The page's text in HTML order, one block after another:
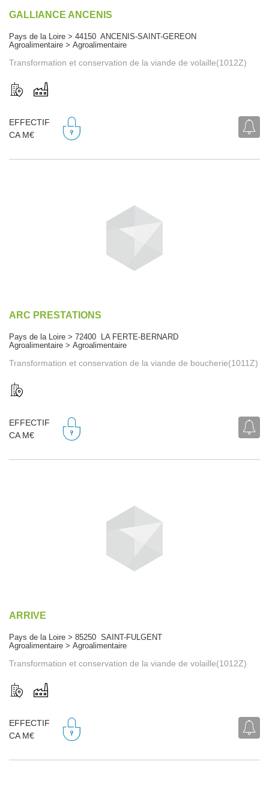
GALLIANCE ANCENIS
Pays de la Loire > 44150 ANCENIS-SAINT-GEREON
Agroalimentaire > Agroalimentaire
Transformation et conservation de la viande de volaille(1012Z)
EFFECTIF
CA M€
ARC PRESTATIONS
Pays de la Loire > 72400 LA FERTE-BERNARD
Agroalimentaire > Agroalimentaire
Transformation et conservation de la viande de boucherie(1011Z)
EFFECTIF
CA M€
ARRIVE
Pays de la Loire > 85250 SAINT-FULGENT
Agroalimentaire > Agroalimentaire
Transformation et conservation de la viande de volaille(1012Z)
EFFECTIF
CA M€